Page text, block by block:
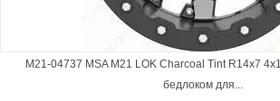
M21-04737 MSA M21 LOK Charcoal Tint R14x7
бедлоком для...